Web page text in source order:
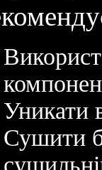
Уникати
Сушити